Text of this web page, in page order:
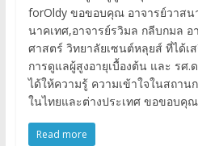
forOldy ขอขอบคุณ อาจารย์วาส
นาคเทศ,อาจารย์รวิมล กลีบกมล
ศาสตร์ วิทยาลัยเซนต์หลุยส์ ที่ได้เ
การดูแลผู้สูงอายุเบื้องต้น และ รศ
ได้ให้ความรู้ ความเข้าใจในสถา
ในไทยและต่างประเทศ ขอขอบคุ
Read more